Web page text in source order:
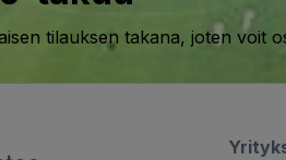
tilauksen takana, joten voit